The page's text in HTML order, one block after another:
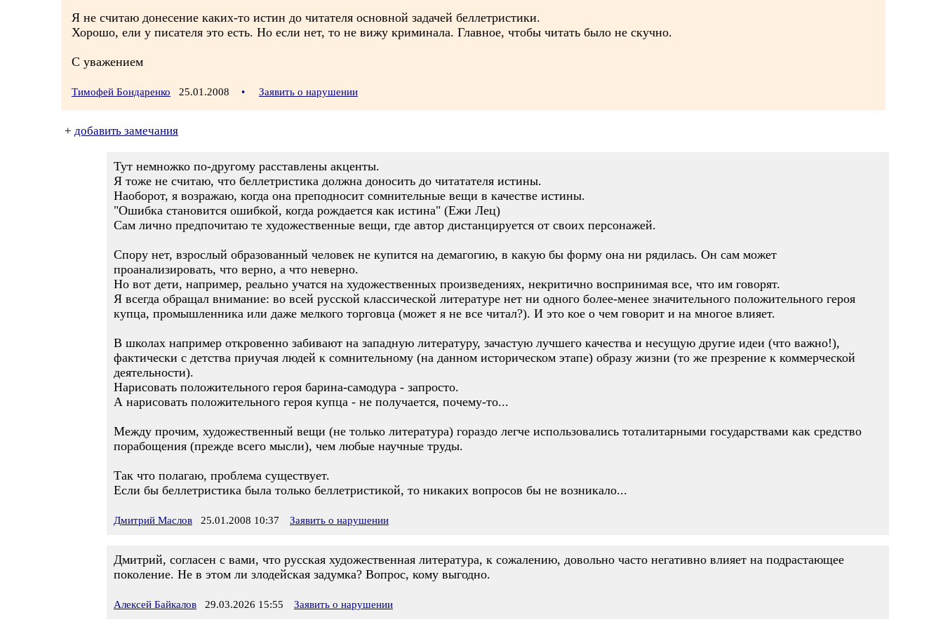
Я не считаю донесение каких-то истин до читателя основной задачей беллетристики.
Хорошо, ели у писателя это есть. Но если нет, то не вижу криминала. Главное, чтобы читать было не скучно.
С уважением
Тимофей Бондаренко 25.01.2008 • Заявить о нарушении
+ добавить замечания
Тут немножко по-другому расставлены акценты.
Я тоже не считаю, что беллетристика должна доносить до читатателя истины.
Наоборот, я возражаю, когда она преподносит сомнительные вещи в качестве истины.
"Ошибка становится ошибкой, когда рождается как истина" (Ежи Лец)
Сам лично предпочитаю те художественные вещи, где автор дистанцируется от своих персонажей.
Спору нет, взрослый образованный человек не купится на демагогию, в какую бы форму она ни рядилась. Он сам может
проанализировать, что верно, а что неверно.
Но вот дети, например, реально учатся на художественных произведениях, некритично воспринимая все, что им говорят.
Я всегда обращал внимание: во всей русской классической литературе нет ни одного более-менее значительного положительного героя
купца, промышленника или даже мелкого торговца (может я не все читал?). И это кое о чем говорит и на многое влияет.
В школах например откровенно забивают на западную литературу, зачастую лучшего качества и несущую другие идеи (что важно!),
фактически с детства приучая людей к сомнительному (на данном историческом этапе) образу жизни (то же презрение к коммерческой
деятельности).
Нарисовать положительного героя барина-самодура - запросто.
А нарисовать положительного героя купца - не получается, почему-то...
Между прочим, художественный вещи (не только литература) гораздо легче использовались тоталитарными государствами как средство
порабощения (прежде всего мысли), чем любые научные труды.
Так что полагаю, проблема существует.
Если бы беллетристика была только беллетристикой, то никаких вопросов бы не возникало...
Дмитрий Маслов 25.01.2008 10:37 Заявить о нарушении
Дмитрий, согласен с вами, что русская художественная литература, к сожалению, довольно часто негативно влияет на подрастающее
поколение. Не в этом ли злодейская задумка? Вопрос, кому выгодно.
Алексей Байкалов 29.03.2026 15:55 Заявить о нарушении